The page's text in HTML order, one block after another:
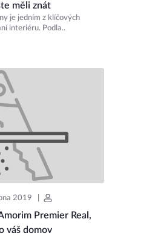
měli znát
je jedním z klíčových
interiéru. Podla..
2019
Premier Real,
váš domov